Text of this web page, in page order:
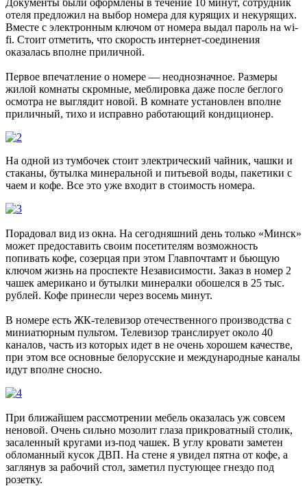
отеля предложил на выбор номера для курящих и некурящих.
Вместе с электронным ключом от номера выдал пароль на wi-
fi. Стоит отметить, что скорость интернет-соединения
оказалась вполне приличной.
Первое впечатление о номере — неоднозначное. Размеры
жилой комнаты скромные, меблировка даже после беглого
осмотра не выглядит новой. В комнате установлен вполне
приличный, тихо и исправно работающий кондиционер.
На одной из тумбочек стоит электрический чайник, чашки и
стаканы, бутылка минеральной и питьевой воды, пакетики с
чаем и кофе. Все это уже входит в стоимость номера.
Порадовал вид из окна. На сегодняшний день только «Минск»
может предоставить своим посетителям возможность
попивать кофе, созерцая при этом Главпочтамт и бьющую
ключом жизнь на проспекте Независимости. Заказ в номер 2
чашек американо и бутылки минералки обошелся в 25 тыс.
рублей. Кофе принесли через восемь минут.
В номере есть ЖК-телевизор отечественного производства с
миниатюрным пультом. Телевизор транслирует около 40
каналов, часть из которых идет в не очень хорошем качестве,
при этом все основные белорусские и международные каналы
идут вполне сносно.
При ближайшем рассмотрении мебель оказалась уж совсем
неновой. Очень сильно мозолит глаза прикроватный столик,
засаленный кругами из-под чашек. В углу кровати заметен
обломанный кусок ДВП. На стене я увидел пятна от кофе, а
заглянув за рабочий стол, заметил пустующее гнездо под
розетку.